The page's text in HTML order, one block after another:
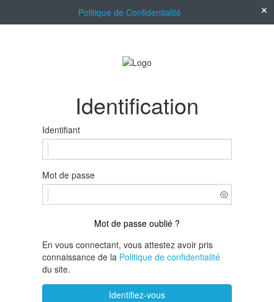
Politique de Confidentialité
Identification
Identifiant
Mot de passe
Mot de passe oublié ?
En vous connectant, vous attestez avoir pris
connaissance de la Politique de confidentialité
du site.
Identifiez-vous